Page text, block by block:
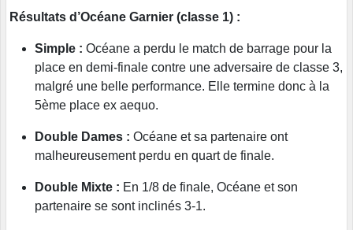
Résultats d’Océane Garnier (classe 1) :
Simple : Océane a perdu le match de barrage pour la
place en demi-finale contre une adversaire de classe 3,
malgré une belle performance. Elle termine donc à la
5ème place ex aequo.
Double Dames : Océane et sa partenaire ont
malheureusement perdu en quart de finale.
Double Mixte : En 1/8 de finale, Océane et son
partenaire se sont inclinés 3-1.